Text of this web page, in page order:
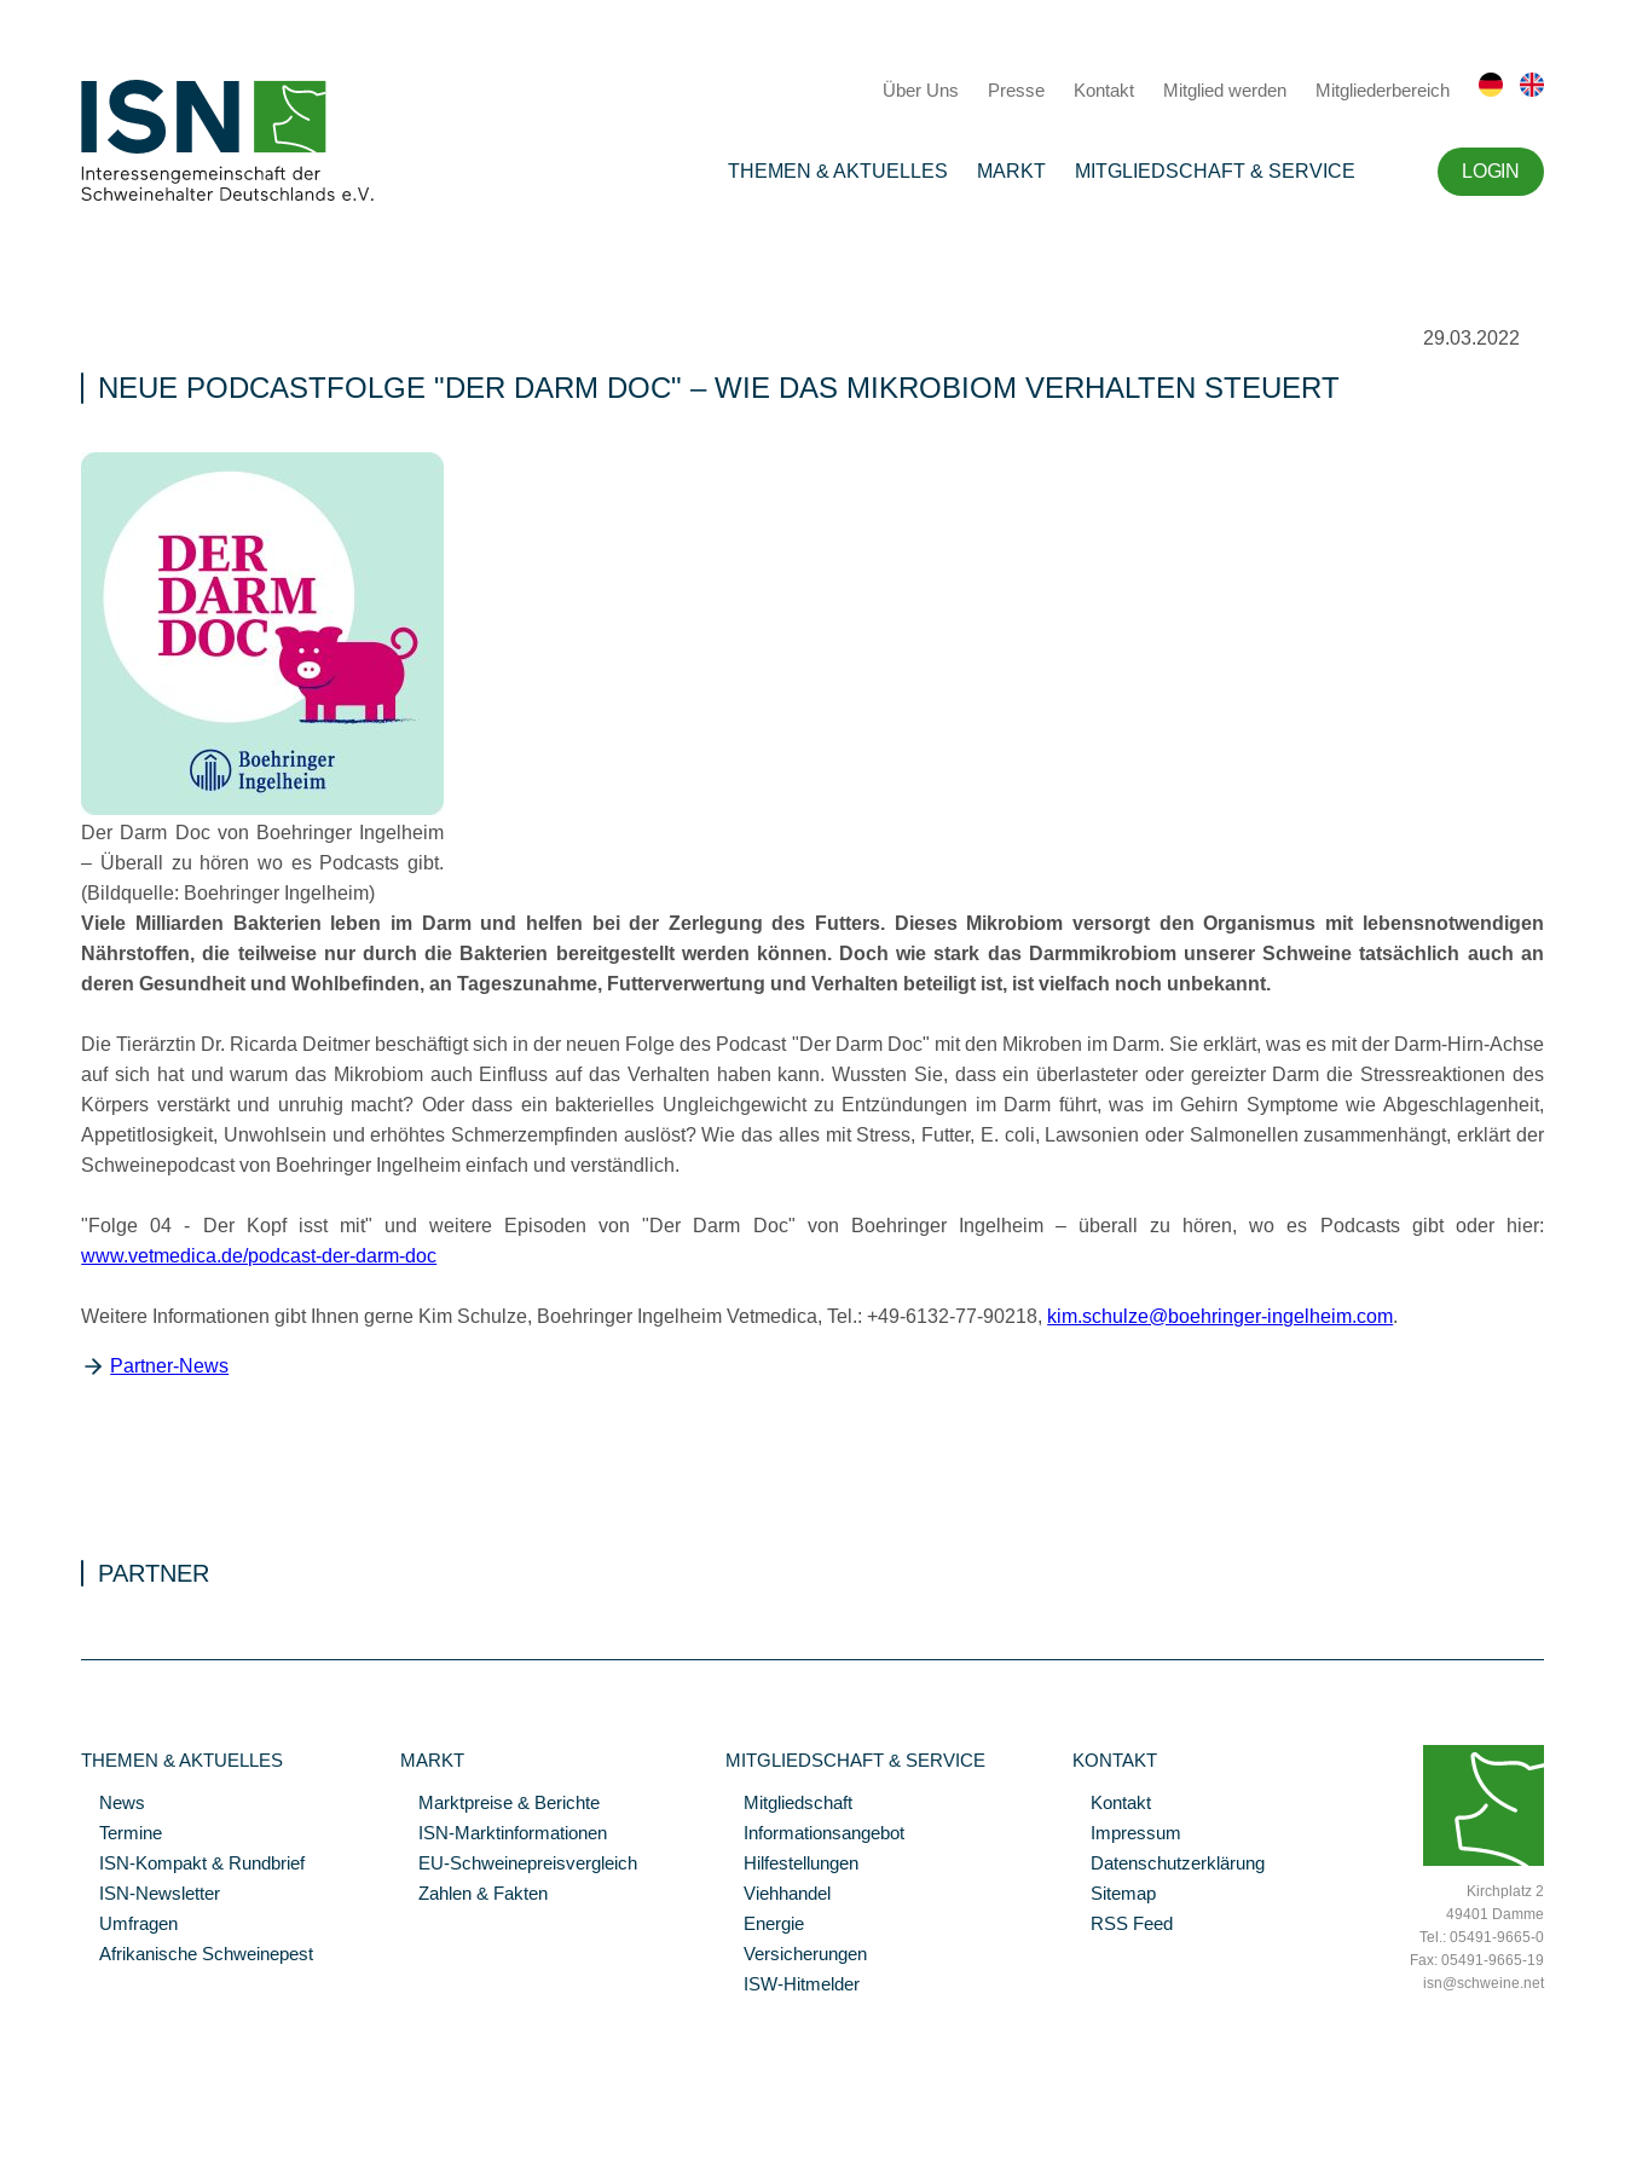
Über Uns Presse Kontakt Mitglied werden Mitgliederbereich
THEMEN & AKTUELLES MARKT MITGLIEDSCHAFT & SERVICE LOGIN
29.03.2022
NEUE PODCASTFOLGE DER DARM DOC – WIE DAS MIKROBIOM VERHALTEN STEUERT
Der Darm Doc von Boehringer Ingelheim
– Überall zu hören wo es Podcasts gibt.
(Bildquelle: Boehringer Ingelheim)
Viele Milliarden Bakterien leben im Darm und helfen bei der Zerlegung des Futters. Dieses Mikrobiom versorgt den Organismus mit lebensnotwendigen
Nährstoffen, die teilweise nur durch die Bakterien bereitgestellt werden können. Doch wie stark das Darmmikrobiom unserer Schweine tatsächlich auch an
deren Gesundheit und Wohlbefinden, an Tageszunahme, Futterverwertung und Verhalten beteiligt ist, ist vielfach noch unbekannt.
Die Tierärztin Dr. Ricarda Deitmer beschäftigt sich in der neuen Folge des Podcast Der Darm Doc
mit den Mikroben im Darm. Sie erklärt, was es mit der Darm-Hirn-Achse
auf sich hat und warum das Mikrobiom auch Einfluss auf das Verhalten haben kann. Wussten Sie, dass ein überlasteter oder gereizter Darm die Stressreaktionen des
Körpers verstärkt und unruhig macht? Oder dass ein bakterielles Ungleichgewicht zu Entzündungen im Darm führt, was im Gehirn Symptome wie Abgeschlagenheit,
Appetitlosigkeit, Unwohlsein und erhöhtes Schmerzempfinden auslöst? Wie das alles mit Stress, Futter, E. coli, Lawsonien oder Salmonellen zusammenhängt, erklärt der
Schweinepodcast von Boehringer Ingelheim einfach und verständlich.
Folge 04 - Der Kopf isst mit und weitere Episoden von Der Darm Doc
von Boehringer Ingelheim – überall zu hören, wo es Podcasts gibt oder hier:
www.vetmedica.de/podcast-der-darm-doc
Weitere Informationen gibt Ihnen gerne Kim Schulze, Boehringer Ingelheim Vetmedica, Tel.: +49-6132-77-90218, kim.schulze@boehringer-ingelheim.com.
Partner-News
PARTNER
THEMEN & AKTUELLES
News
Termine
ISN-Kompakt & Rundbrief
ISN-Newsletter
Umfragen
Afrikanische Schweinepest
MARKT
Marktpreise & Berichte
ISN-Marktinformationen
EU-Schweinepreisvergleich
Zahlen & Fakten
MITGLIEDSCHAFT & SERVICE
Mitgliedschaft
Informationsangebot
Hilfestellungen
Viehhandel
Energie
Versicherungen
ISW-Hitmelder
KONTAKT
Kontakt
Impressum
Datenschutzerklärung
Sitemap
RSS Feed
Kirchplatz 2
49401 Damme
Tel.: 05491-9665-0
Fax: 05491-9665-19
isn@schweine.net